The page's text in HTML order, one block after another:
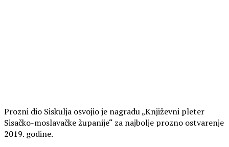
Prozni dio Siskulja osvojio je nagradu „Književni pleter
Sisačko-moslavačke županije“ za najbolje prozno ostvarenje
2019. godine.